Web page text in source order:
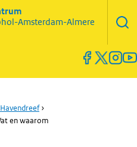
Amsterdam-Almere
›
en waarom